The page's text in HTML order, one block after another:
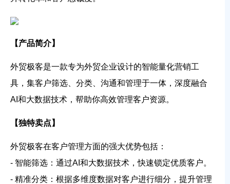
【产品简介】
外贸极客是一款专为外贸企业设计的智能量化营销工
具，集客户筛选、分类、沟通和管理于一体，深度融合
AI和大数据技术，帮助你高效管理客户资源。
【独特卖点】
外贸极客在客户管理方面的强大优势包括：
- 智能筛选：通过AI和大数据技术，快速锁定优质客户。
- 精准分类：根据多维度数据对客户进行细分，提升管理